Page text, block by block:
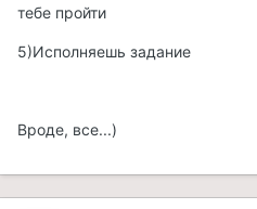
тебе пройти
5)Исполняешь задание
Вроде, все...)